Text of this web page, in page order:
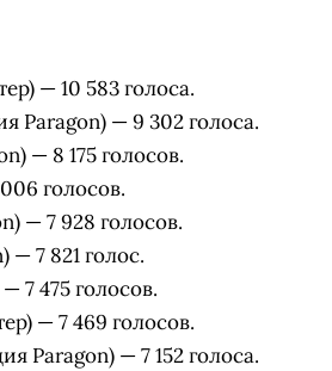
— 10 583 голоса.
Paragon) — 9 302 голоса.
— 8 175 голосов.
голосов.
— 7 928 голосов.
— 7 821 голос.
7 475 голосов.
— 7 469 голосов.
Paragon) — 7 152 голоса.
ЗАБРАТЬ